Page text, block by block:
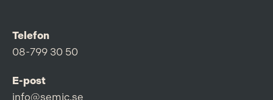
Telefon
08-799 30 50
E-post
info@semic.se